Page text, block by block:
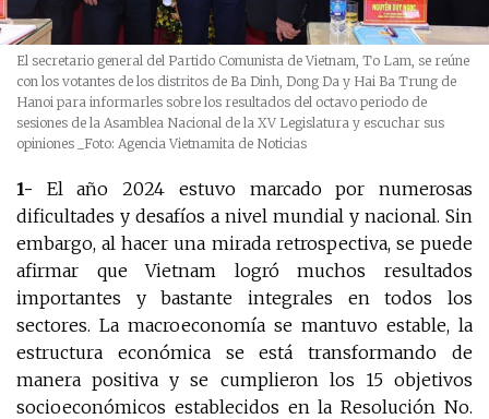
El secretario general del Partido Comunista de Vietnam, To Lam, se reúne
con los votantes de los distritos de Ba Dinh, Dong Da y Hai Ba Trung de
Hanoi para informarles sobre los resultados del octavo periodo de
sesiones de la Asamblea Nacional de la XV Legislatura y escuchar sus
opiniones
_Foto: Agencia Vietnamita de Noticias
1- El año 2024 estuvo marcado por numerosas
dificultades y desafíos a nivel mundial y nacional. Sin
embargo, al hacer una mirada retrospectiva, se puede
afirmar que Vietnam logró muchos resultados
importantes y bastante integrales en todos los
sectores. La macroeconomía se mantuvo estable, la
estructura económica se está transformando de
manera positiva y se cumplieron los 15 objetivos
socioeconómicos establecidos en la Resolución No.